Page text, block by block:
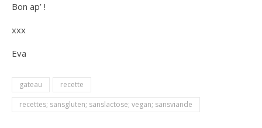
Bon ap’ !
xxx
Eva
gateau
recette
recettes; sansgluten; sanslactose; vegan; sansviande